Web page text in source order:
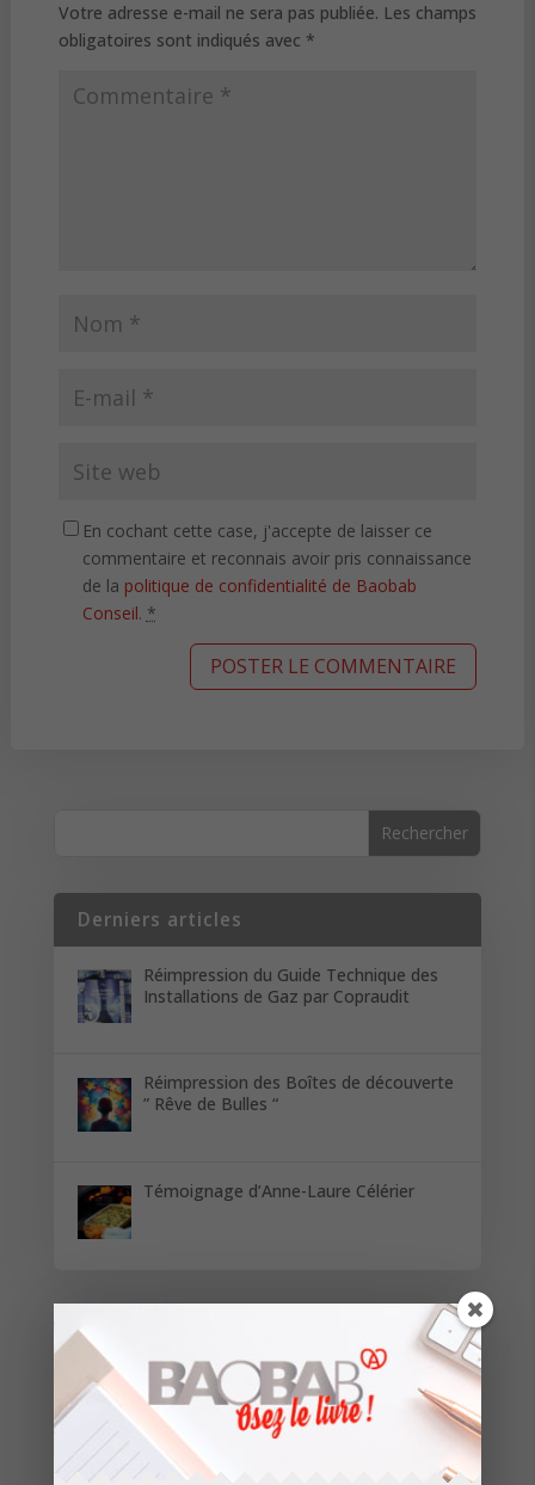
Votre adresse e-mail ne sera pas publiée. Les champs
obligatoires sont indiqués avec *
En cochant cette case, j'accepte de laisser ce
commentaire et reconnais avoir pris connaissance
de la politique de confidentialité de Baobab
Conseil. *
Derniers articles
Réimpression du Guide Technique des
Installations de Gaz par Copraudit
Réimpression des Boîtes de découverte
” Rêve de Bulles “
Témoignage d’Anne-Laure Célérier
Restez informés